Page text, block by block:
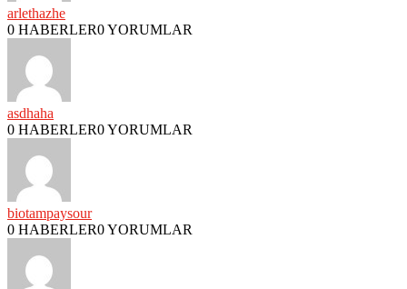
arlethazhe
0 HABERLER0 YORUMLAR
asdhaha
0 HABERLER0 YORUMLAR
biotampaysour
0 HABERLER0 YORUMLAR